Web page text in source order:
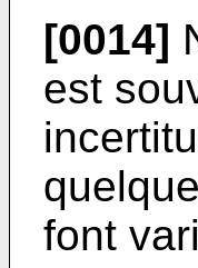
[0014]
est
font